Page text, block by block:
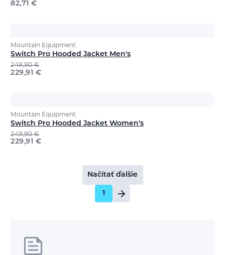
82,71 €
Mountain Equipment
Switch Pro Hooded Jacket Men's
249,90€
229,91 €
Mountain Equipment
Switch Pro Hooded Jacket Women's
249,90€
229,91 €
Načítať ďalšie
1